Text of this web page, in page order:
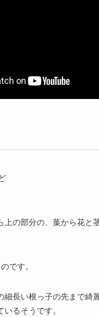
の部分の、 葉から花と
です。
細長い根っ子の先まで綺
るそうです。